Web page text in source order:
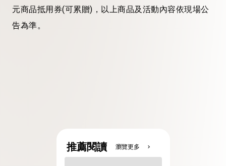
元商品抵用券(可累贈)，以上商品及活動內容依現場公
告為準。
推薦閱讀 瀏覽更多 chevron_right